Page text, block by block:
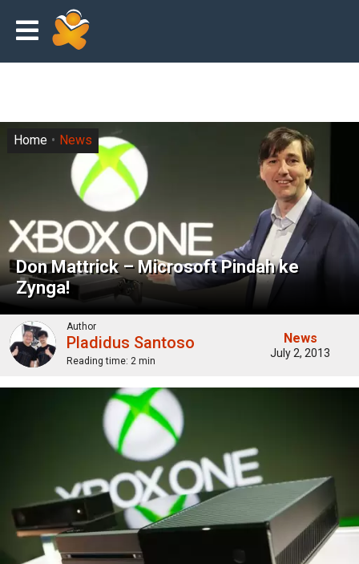
Don Mattrick – Microsoft Pindah ke
Zynga!
Home News
Author
Pladidus Santoso
Reading time: 2 min
News
July 2, 2013